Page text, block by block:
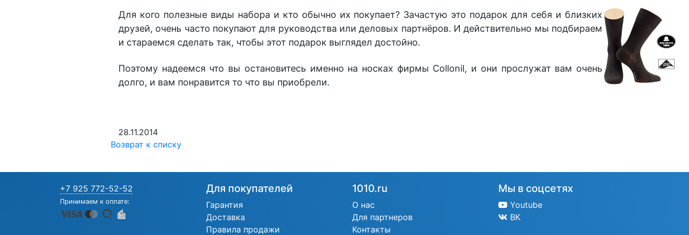
Для кого полезные виды набора и кто обычно их покупает? Зачастую это подарок для себя и близких
друзей, очень часто покупают для руководства или деловых партнёров. И действительно мы подбираем
и стараемся сделать так, чтобы этот подарок выглядел достойно.
Поэтому надеемся что вы остановитесь именно на носках фирмы Collonil, и они прослужат вам очень
долго, и вам понравится то что вы приобрели.
28.11.2014
Возврат к списку
+7 925 772-52-52
Принимаем к оплате:
Для покупателей
Гарантия
Доставка
Правила продажи
1010.ru
О нас
Для партнеров
Контакты
Мы в соцсетях
Youtube
ВК